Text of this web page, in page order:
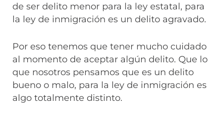
de ser delito menor para la ley estatal, para
la ley de inmigración es un delito agravado.
Por eso tenemos que tener mucho cuidado
al momento de aceptar algún delito. Que lo
que nosotros pensamos que es un delito
bueno o malo, para la ley de inmigración es
algo totalmente distinto.